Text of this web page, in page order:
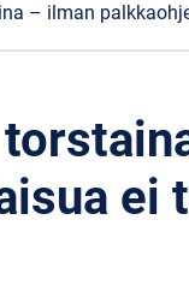
– ilman
ei